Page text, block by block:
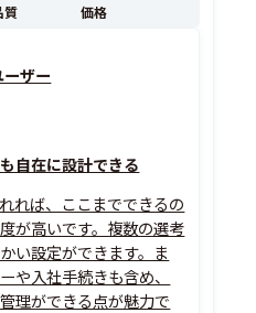
質
価格
ザー
自在に設計できる
れば、ここまでできるの
が高いです。複数の選考
い設定ができます。ま
や入社手続きも含め、
理ができる点が魅力で